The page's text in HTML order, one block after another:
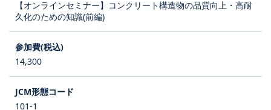
【オンラインセミナー】コンクリート構造物の品質向上・高耐
久化のための知識(前編)
14,300
101-1